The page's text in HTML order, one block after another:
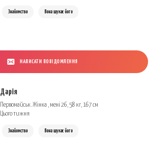
Знайомство Вона шукає його
НАПИСАТИ ПОВІДОМЛЕННЯ
Дарія
Первомайськ. Жінка , мені 26, 58 кг, 167 см
Цього тижня
Знайомство Вона шукає його